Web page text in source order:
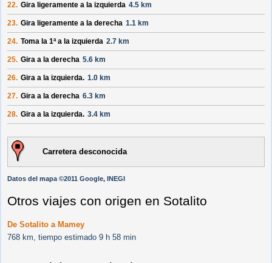
22. Gira ligeramente a la izquierda 4.5 km
23. Gira ligeramente a la derecha 1.1 km
24. Toma la 1ª a la izquierda 2.7 km
25. Gira a la derecha 5.6 km
26. Gira a la izquierda. 1.0 km
27. Gira a la derecha 6.3 km
28. Gira a la izquierda. 3.4 km
Carretera desconocida
Datos del mapa ©2011 Google, INEGI
Otros viajes con origen en Sotalito
De Sotalito a Mamey
768 km, tiempo estimado 9 h 58 min